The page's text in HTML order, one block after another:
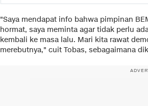
"Saya mendapat info bahwa pimpinan
hormat, saya meminta agar tidak perlu
kembali ke masa lalu. Mari kita rawat
merebutnya," cuit Tobas, sebagaimana